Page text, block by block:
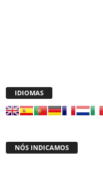
IDIOMAS
NÓS INDICAMOS